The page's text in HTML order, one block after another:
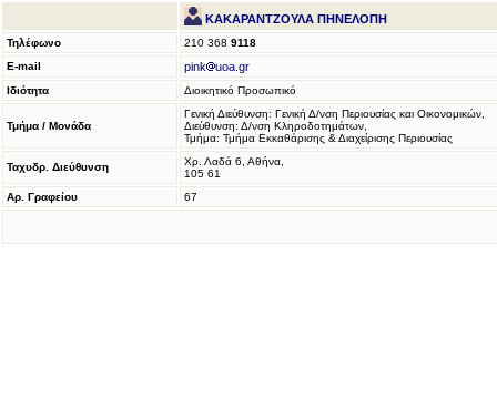
ΚΑΚΑΡΑΝΤΖΟΥΛΑ ΠΗΝΕΛΟΠΗ
Τηλέφωνο 210 368 9118
E-mail
pink uoa.gr
Ιδιότητα Διοικητικό Προσωπικό
Τμήμα / Μονάδα
Γενική Διεύθυνση: Γενική Δ/νση Περιουσίας και Οικονομικών,
Διεύθυνση: Δ/νση Κληροδοτημάτων,
Τμήμα: Τμήμα Εκκαθάρισης & Διαχείρισης Περιουσίας
Ταχυδρ. Διεύθυνση
Χρ. Λαδά 6, Αθήνα,
105 61
Αρ. Γραφείου
67